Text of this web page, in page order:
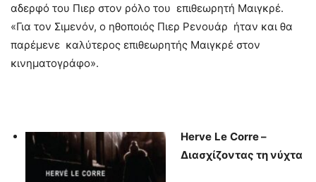
αδερφό του Πιερ στον ρόλο του επιθεωρητή Μαιγκρέ.
«Για τον Σιμενόν, ο ηθοποιός Πιερ Ρενουάρ ήταν και θα
παρέμενε καλύτερος επιθεωρητής Μαιγκρέ στον
κινηματογράφο».
Herve Le Corre–
Διασχίζοντας τη νύχτα